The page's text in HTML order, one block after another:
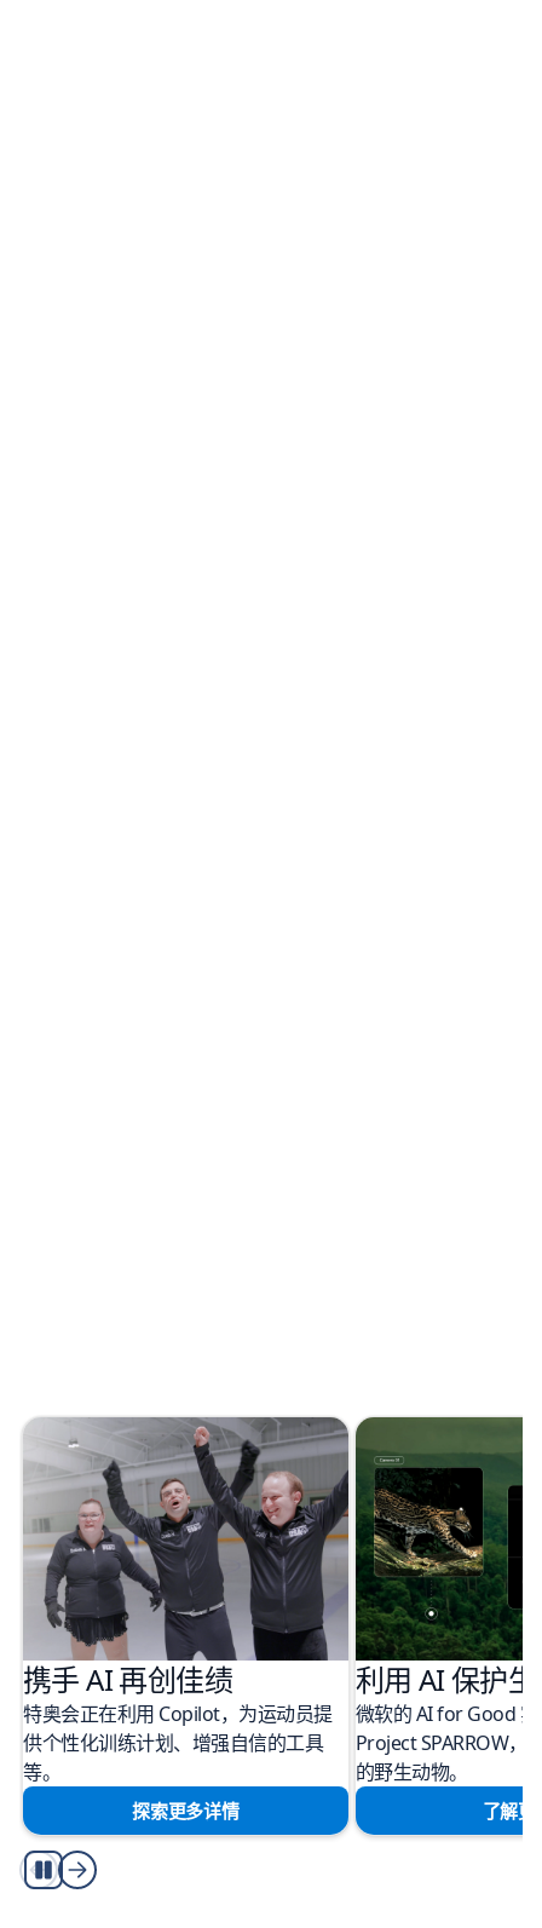
携手 AI 再创佳绩
特奥会正在利用 Copilot，为运动员提
供个性化训练计划、增强自信的工具
等。
探索更多详情
利用 AI 保护
微软的 AI for Good
Project SPARROW，
的野生动物。
了解更
autoplay